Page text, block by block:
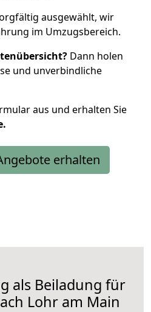
ausgewählt, wir
im Umzugsbereich.
Dann holen
und unverbindliche
aus und erhalten Sie
erhalten
als Beiladung für
Lohr am Main